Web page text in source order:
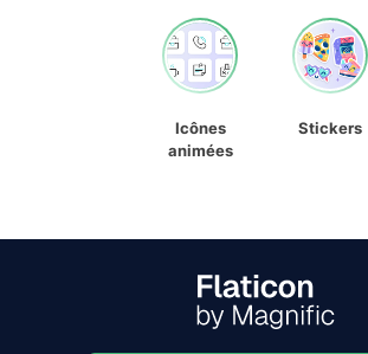
Icônes
animées
Stickers